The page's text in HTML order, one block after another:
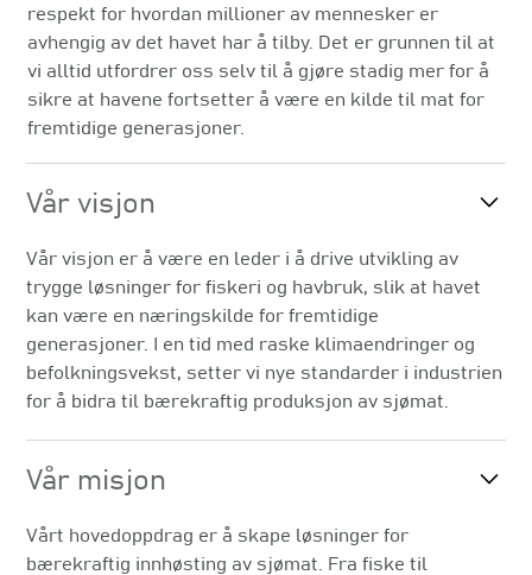
respekt for hvordan millioner av mennesker er
avhengig av det havet har å tilby. Det er grunnen til at
vi alltid utfordrer oss selv til å gjøre stadig mer for å
sikre at havene fortsetter å være en kilde til mat for
fremtidige generasjoner.
Vår visjon
Vår visjon er å være en leder i å drive utvikling av
trygge løsninger for fiskeri og havbruk, slik at havet
kan være en næringskilde for fremtidige
generasjoner. I en tid med raske klimaendringer og
befolkningsvekst, setter vi nye standarder i industrien
for å bidra til bærekraftig produksjon av sjømat.
Vår misjon
Vårt hovedoppdrag er å skape løsninger for
bærekraftig innhøsting av sjømat. Fra fiske til